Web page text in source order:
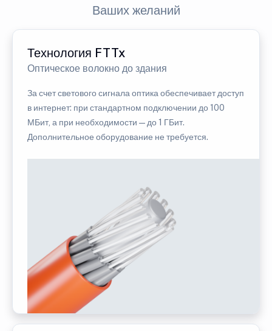
Ваших желаний
Технология FTTx
Оптическое волокно до здания
За счет светового сигнала оптика обеспечивает доступ
в интернет: при стандартном подключении до 100
МБит, а при необходимости — до 1 ГБит.
Дополнительное оборудование не требуется.